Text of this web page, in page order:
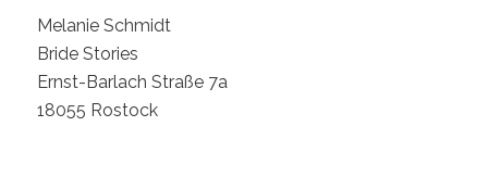
Melanie Schmidt
Bride Stories
Ernst-Barlach Straße 7a
18055 Rostock